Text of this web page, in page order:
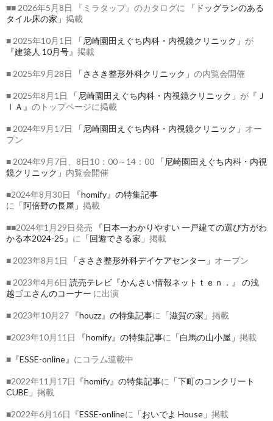
■■ 2026年5月8日 『ミラタップ』のカタログに
「ドッグランのある
タイル床の家」 掲載
■ 2025年10月1日 「尼崎園田えぐち内科・内視鏡クリニック」 が
『建築人 10月号』 掲載
■ 2025年9月28日 「ささき整形外科クリニック」 の内覧会開催
■ 2025年8月1日 「尼崎園田えぐち内科・内視鏡クリニック」 が 『Ｊ
ＩＡ』 のトップページに掲載
■ 2024年9月17日 「尼崎園田えぐち内科・内視鏡クリニック」 オー
プン
■ 2024年9月7日、8日10：00～14：00
「尼崎園田えぐち内科・内視
鏡クリニック」 内覧会開催
■2024年8月30日
『homify』の特集記事
に 「阿倍野の長屋」 掲載
■■2024年1月29日発売
『日本一わかりやすい 一戸建ての選び方がわ
かる本2024-25』 に 「回遊できる家」 掲載
■ 2023年8月1日 「ささき整形外科デイケアセンター」 オープン
■ 2023年4月6日 読売テレビ『かんさい情報ネットｔｅｎ．』 の浅
越ゴエさんのコーナー に出演
■ 2023年10月27 『houzz』の特集記事に 「滋賀の家」 掲載
■2023年10月11日 『homify』の特集記事に 「白馬の山小屋」 掲載
■ 『ESSE-online』 にコラム連載中
■2022年11月17日 『homify』の特集記事に 「下町のコンクリート
CUBE」 掲載
■2022年6月16日 『ESSE-onlineに 「おいでよ House」 掲載